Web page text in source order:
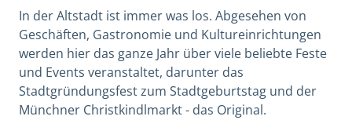
In der Altstadt ist immer was los. Abgesehen von
Geschäften, Gastronomie und Kultureinrichtungen
werden hier das ganze Jahr über viele beliebte Feste
und Events veranstaltet, darunter das
Stadtgründungsfest zum Stadtgeburtstag und der
Münchner Christkindlmarkt - das Original.